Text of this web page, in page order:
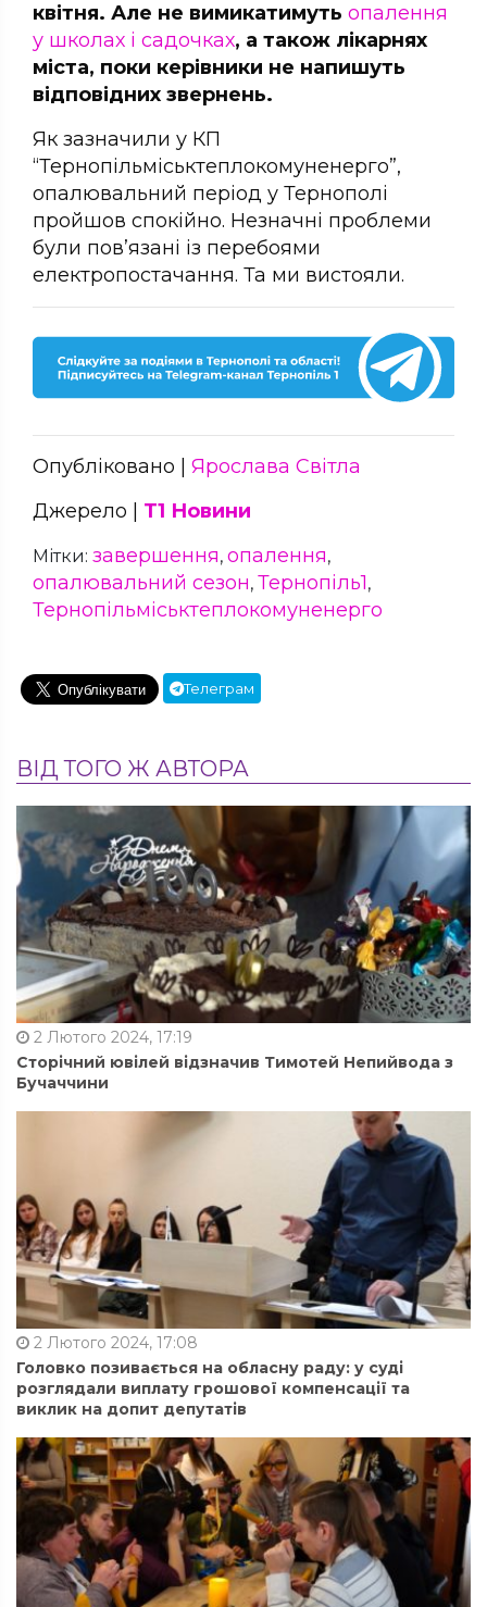
квітня. Але не вимикатимуть опалення
у школах і садочках, а також лікарнях
міста, поки керівники не напишуть
відповідних звернень.
Як зазначили у КП
“Тернопільміськтеплокомуненерго”,
опалювальний період у Тернополі
пройшов спокійно. Незначні проблеми
були пов’язані із перебоями
електропостачання. Та ми вистояли.
Опубліковано | Ярослава Світла
Джерело | Т1 Новини
Мітки: завершення, опалення,
опалювальний сезон, Тернопіль1,
Тернопільміськтеплокомуненерго
Телеграм
ВІД ТОГО Ж АВТОРА
2 Лютого 2024, 17:19
Сторічний ювілей відзначив Тимотей Непийвода з
Бучаччини
2 Лютого 2024, 17:08
Головко позивається на обласну раду: у суді
розглядали виплату грошової компенсації та
виклик на допит депутатів